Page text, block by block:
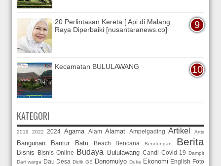
20 Perlintasan Kereta [ Api di Malang
Raya Diperbaiki [nusantaranews.co]
Kecamatan BULULAWANG
KATEGORI
2019 2022 2024 Agama Alam Alamat Ampelgading Artikel Artis
Bangunan Bantur Batu Beach Bencana Bendungan Berita
Bisnis Bisnis Online Budaya Bululawang Candi Covid-19 Dampit
Dari warga Dau Desa Didik GS Donomulyo Duka Ekonomi English Foto